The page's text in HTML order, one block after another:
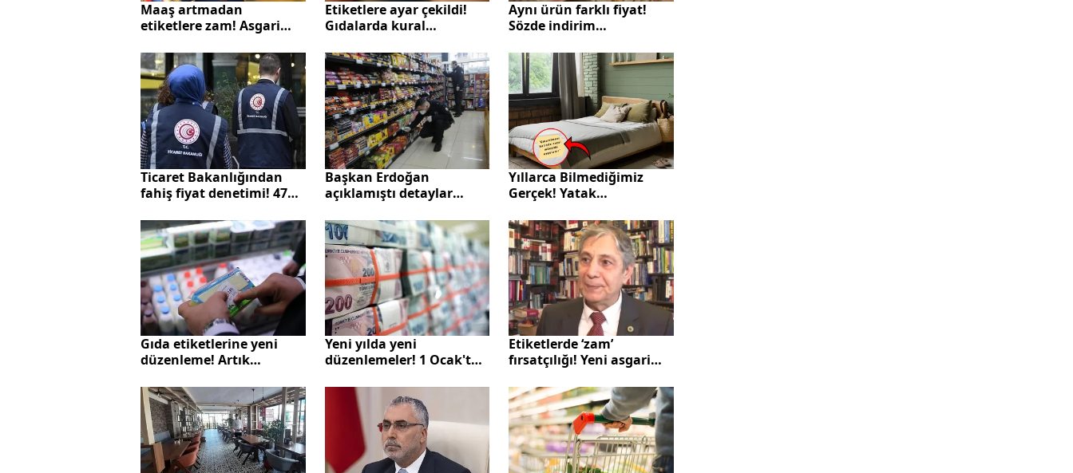
Maaş artmadan
etiketlere zam! Asgari
Etiketlere ayar çekildi!
Gıdalarda kural
ibareler yazılamayacak
Aynı ürün farklı fiyat!
Sözde indirim
Ticaret Bakanlığından
fahiş fiyat denetimi! 47
Başkan Erdoğan
açıklamıştı detaylar
vurgununu bitirecek
uygulama
Yıllarca Bilmediğimiz
Gerçek! Yatak
İşlevi Nedir?
Gıda etiketlerine yeni
düzenleme! Artık
Yeni yılda yeni
düzenlemeler! 1 Ocak'tan
Ticaret Bakanlığı
detayları duyurdu...
Etiketlerde ‘zam’
fırsatçılığı! Yeni asgari
etiketlerde değişikliğe
gidildi mi?